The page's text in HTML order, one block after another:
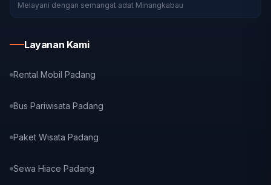
Melayani dengan semangat adat Minangkabau
Layanan Kami
Rental Mobil Padang
Bus Pariwisata Padang
Paket Wisata Padang
Sewa Hiace Padang